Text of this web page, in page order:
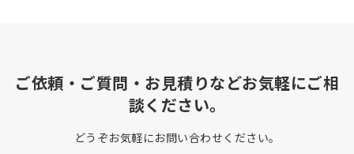
ご依頼・ご質問・お見積りなどお気軽にご相
談ください。
どうぞお気軽にお問い合わせください。